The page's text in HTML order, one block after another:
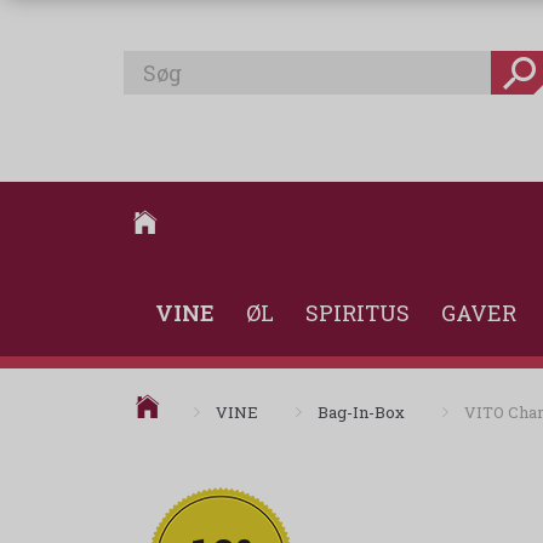
VINE ØL SPIRITUS GAVER
VINE Bag-In-Box VITO